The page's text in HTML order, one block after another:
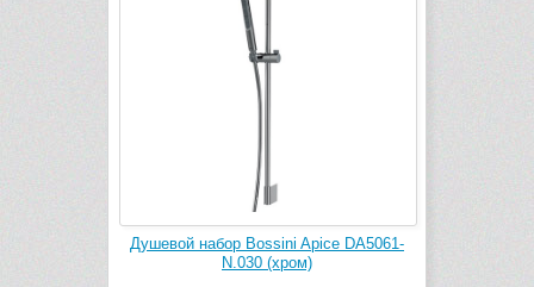
Душевой набор Bossini Apice DA5061-
N.030 (хром)